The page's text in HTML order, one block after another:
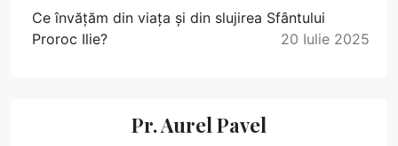
Ce învățăm din viața și din slujirea Sfântului
Proroc Ilie?
20 Iulie 2025
Pr. Aurel Pavel